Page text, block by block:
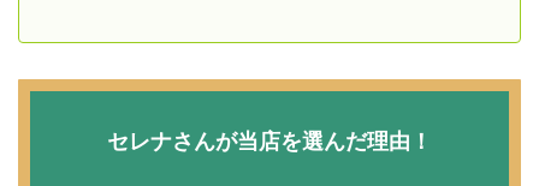
セレナさんが当店を選んだ理由！